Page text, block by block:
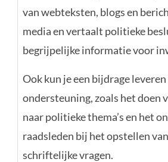
van webteksten, blogs en
media en vertaalt politieke
begrijpelijke informatie voor
Ook kun je een bijdrage
ondersteuning, zoals het doen
naar politieke thema’s en het
raadsleden bij het opstellen
schriftelijke vragen.